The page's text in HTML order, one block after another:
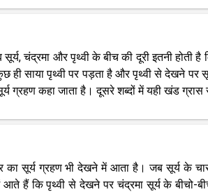
चंद्रमा और पृथ्वी के बीच की दूरी इतनी होती
साया पृथ्वी पर पड़ता है और पृथ्वी से देखने पर
कहा जाता है। दूसरे शब्दों में यही खंड ग्रास
का सूर्य ग्रहण भी देखने में आता है। जब सूर्य के
हैं कि पृथ्वी से देखने पर चंद्रमा सूर्य के बीचो-